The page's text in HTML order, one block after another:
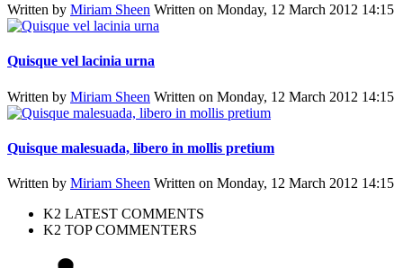
Written by Miriam Sheen Written on Monday, 12 March 2012 14:15
Quisque vel lacinia urna
Written by Miriam Sheen Written on Monday, 12 March 2012 14:15
Quisque malesuada, libero in mollis pretium
Written by Miriam Sheen Written on Monday, 12 March 2012 14:15
K2 LATEST COMMENTS
K2 TOP COMMENTERS